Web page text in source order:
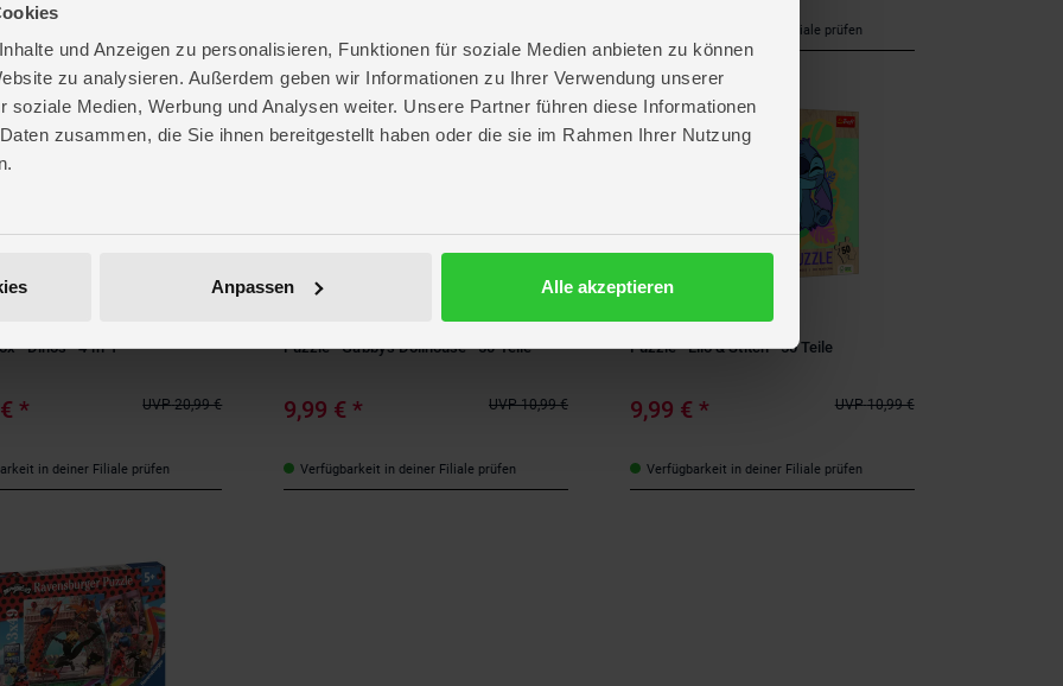
und Anzeigen zu personalisieren, Funktionen für soziale Medien anbieten zu können
zu analysieren. Außerdem geben wir Informationen zu Ihrer Verwendung unserer
soziale Medien, Werbung und Analysen weiter. Unsere Partner führen diese Informationen
zusammen, die Sie ihnen bereitgestellt haben oder die sie im Rahmen Ihrer Nutzung
Anpassen Alle akzeptieren
Verfügbarkeit in deiner Filiale prüfen
- Dinos - 4-in-1
* UVP 20,99 €
in deiner Filiale prüfen
- 9%
Puzzle - Gabby's Dollhouse - 50 Teile
9,99 € * UVP 10,99 €
Verfügbarkeit in deiner Filiale prüfen
- 9%
Trefl
Puzzle - Lilo & Stitch - 50 Teile
9,99 € * UVP 10,99 €
Verfügbarkeit in deiner Filiale prüfen